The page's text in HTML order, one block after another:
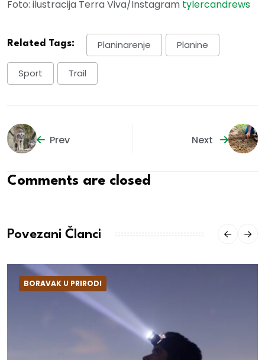
Foto: ilustracija Terra Viva/Instagram tylercandrews
Related Tags: Planinarenje Planine
Sport Trail
Prev Next
Comments are closed
Povezani Članci
BORAVAK U PRIRODI